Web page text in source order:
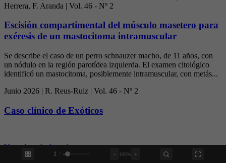
1 - − 100% +
Herrera, F. Aranda | Vol. 46 - Nº 2
Escisión compartimental del músculo masetero para
exéresis de un mastocitoma intramuscular
Se describe el caso de un perro schnauzer macho, de 11 años, con
un nódulo en la región parotídea izquierda. El examen citológico
identificó un mastocitoma, posiblemente intramuscular, con metás...
Junio 2026 | R. Reus-Ruiz | Vol. 46 - Nº 2
Caso clínico de Exóticos
Ver más artículos relevantes›